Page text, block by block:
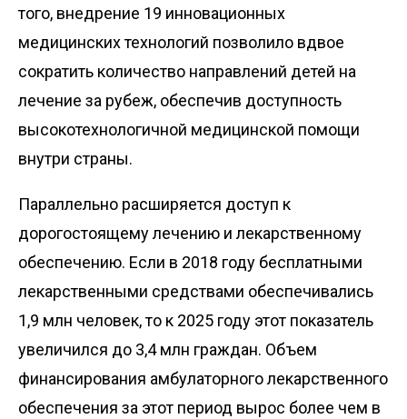
того, внедрение 19 инновационных
медицинских технологий позволило вдвое
сократить количество направлений детей на
лечение за рубеж, обеспечив доступность
высокотехнологичной медицинской помощи
внутри страны.
Параллельно расширяется доступ к
дорогостоящему лечению и лекарственному
обеспечению. Если в 2018 году бесплатными
лекарственными средствами обеспечивались
1,9 млн человек, то к 2025 году этот показатель
увеличился до 3,4 млн граждан. Объем
финансирования амбулаторного лекарственного
обеспечения за этот период вырос более чем в